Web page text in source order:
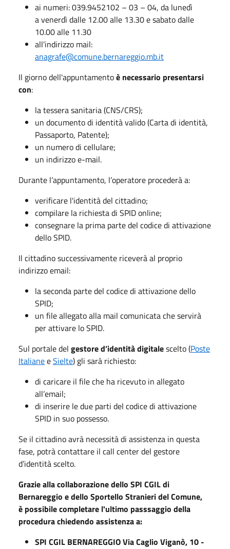
ai numeri: 039.9452102 – 03 – 04, da lunedì
a venerdì dalle 12.00 alle 13.30 e sabato dalle
10.00 alle 11.30
all’indirizzo mail:
anagrafe@comune.bernareggio.mb.it
Il giorno dell'appuntamentoè necessario presentarsi
con:
la tessera sanitaria (CNS/CRS);
un documento di identità valido (Carta di identità,
Passaporto, Patente);
un numero di cellulare;
un indirizzo e-mail.
Durante l’appuntamento, l’operatore procederà a:
verificare l'identità del cittadino;
compilare la richiesta di SPID online;
consegnare la prima parte del codice di attivazione
dello SPID.
Il cittadino successivamente riceverà al proprio
indirizzo email:
la seconda parte del codice di attivazione dello
SPID;
un file allegato alla mail comunicata che servirà
per attivare lo SPID.
Sul portale del gestore d’identità digitalescelto (Poste
ItalianeeSielte) gli sarà richiesto:
di caricare il file che ha ricevuto in allegato
all’email;
di inserire le due parti del codice di attivazione
SPID in suo possesso.
Se il cittadino avrà necessità di assistenza in questa
fase, potrà contattare il call center del gestore
d’identità scelto.
Grazie alla collaborazione dello SPI CGIL di
Bernareggio e dello Sportello Stranieri del Comune,
è possibile completare l'ultimo passsaggio della
procedura chiedendo assistenza a:
SPI CGIL BERNAREGGIO Via Caglio Viganò, 10 -